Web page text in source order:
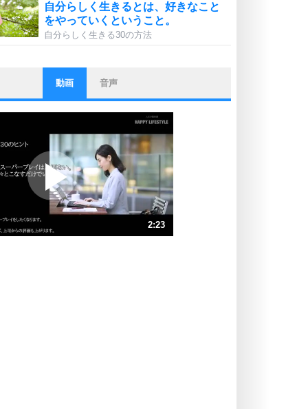
自分らしく生きるとは、好きなこと
をやっていくということ。
自分らしく生きる30の方法
ストレス対策
他人と比べない。
いっそのこと、他人を見ない。
プラス思考
ポジティブになれない原因は、行動
しないから。
ポジティブ思考になる30の方法
人生、なんとかなるもの。
動画 音声
2:23